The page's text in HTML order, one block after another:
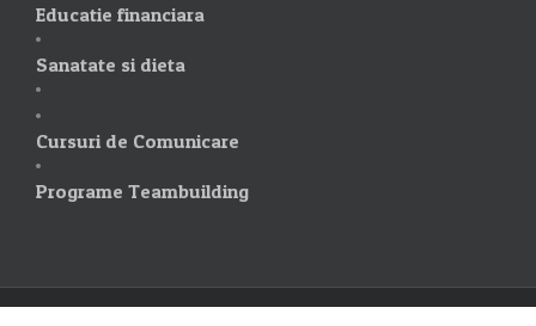
Educatie financiara
Sanatate si dieta
Cursuri de Comunicare
Programe Teambuilding
Copyright 2014-2020